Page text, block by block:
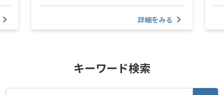
詳細をみる
キーワード検索